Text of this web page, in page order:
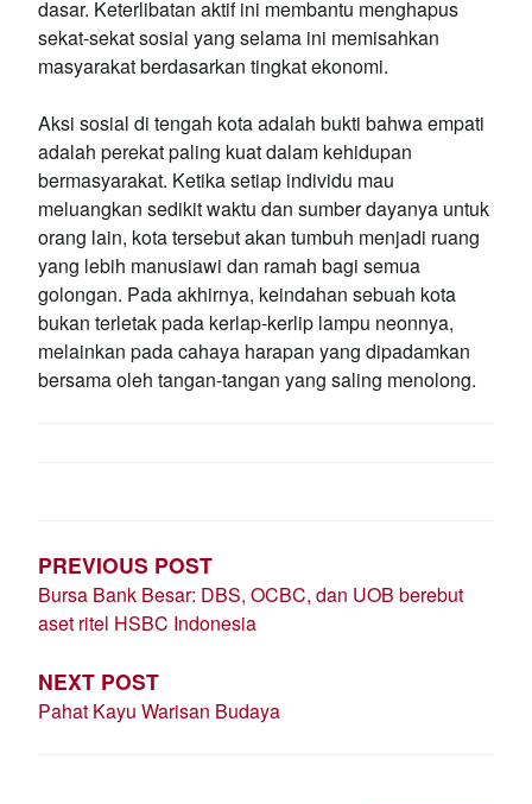
dasar. Keterlibatan aktif ini membantu menghapus
sekat-sekat sosial yang selama ini memisahkan
masyarakat berdasarkan tingkat ekonomi.
Aksi sosial di tengah kota adalah bukti bahwa empati
adalah perekat paling kuat dalam kehidupan
bermasyarakat. Ketika setiap individu mau
meluangkan sedikit waktu dan sumber dayanya untuk
orang lain, kota tersebut akan tumbuh menjadi ruang
yang lebih manusiawi dan ramah bagi semua
golongan. Pada akhirnya, keindahan sebuah kota
bukan terletak pada kerlap-kerlip lampu neonnya,
melainkan pada cahaya harapan yang dipadamkan
bersama oleh tangan-tangan yang saling menolong.
PREVIOUS POST
Bursa Bank Besar: DBS, OCBC, dan UOB berebut
aset ritel HSBC Indonesia
NEXT POST
Pahat Kayu Warisan Budaya